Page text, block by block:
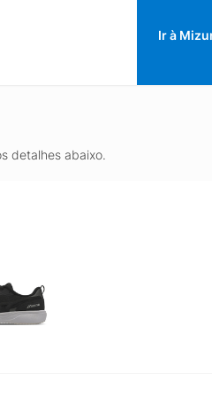
Ir à
detalhes abaixo.